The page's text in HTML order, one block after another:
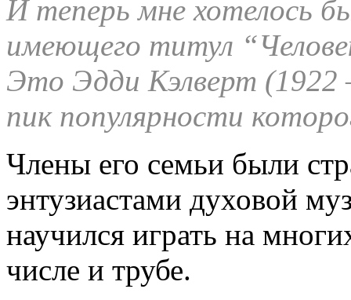
И теперь мне хотелось
имеющего титул
Это Эдди Кэлверт (1922
пик популярности
Члены его семьи были
энтузиастами духовой
научился играть на
числе и трубе.